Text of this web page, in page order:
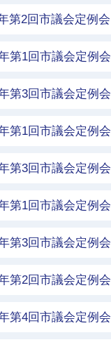
第2回市議会定例会
第1回市議会定例会
第3回市議会定例会
第1回市議会定例会
第3回市議会定例会
第1回市議会定例会
第3回市議会定例会
第2回市議会定例会
第4回市議会定例会